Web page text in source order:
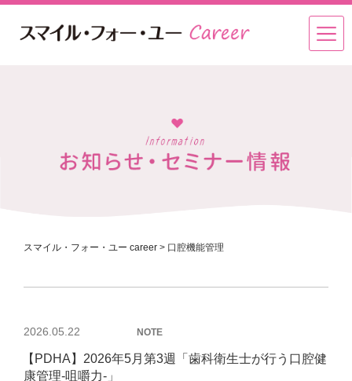
スマイル・フォー・ユー career > 口腔機能管理
投
日:
2026.05.22 NOTE
【PDHA】2026年5月第3週「歯科衛生士が行う口腔健
康管理-咀嚼力-」